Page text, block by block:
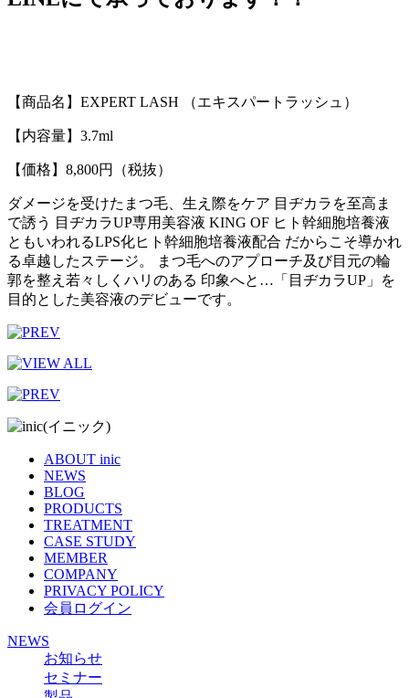
【商品名】EXPERT LASH （エキスパートラッシュ）
【内容量】3.7ml
【価格】8,800円（税抜）
ダメージを受けたまつ毛、生え際をケア 目ヂカラを至高ま
で誘う 目ヂカラUP専用美容液 KING OF ヒト幹細胞培養液
ともいわれるLPS化ヒト幹細胞培養液配合 だからこそ導かれ
る卓越したステージ。 まつ毛へのアプローチ及び目元の輪
郭を整え若々しくハリのある 印象へと…「目ヂカラUP」を
目的とした美容液のデビューです。
ABOUT inic
NEWS
BLOG
PRODUCTS
TREATMENT
CASE STUDY
MEMBER
COMPANY
PRIVACY POLICY
会員ログイン
NEWS
お知らせ
セミナー